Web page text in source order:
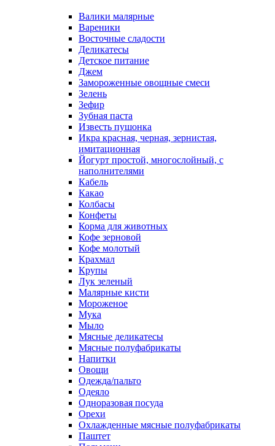
Валики малярные
Вареники
Восточные сладости
Деликатесы
Детское питание
Джем
Замороженные овощные смеси
Зелень
Зефир
Зубная паста
Известь пушонка
Икра красная, черная, зернистая,
имитационная
Йогурт простой, многослойный, с
наполнителями
Кабель
Какао
Колбасы
Конфеты
Корма для животных
Кофе зерновой
Кофе молотый
Крахмал
Крупы
Лук зеленый
Малярные кисти
Мороженое
Мука
Мыло
Мясные деликатесы
Мясные полуфабрикаты
Напитки
Овощи
Одежда/пальто
Одеяло
Одноразовая посуда
Орехи
Охлажденные мясные полуфабрикаты
Паштет